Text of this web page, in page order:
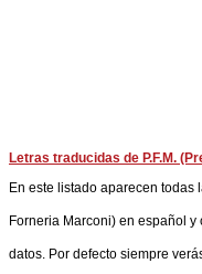
Letras traducidas de P.F.M.
En este listado aparecen todas
Forneria Marconi) en español
datos. Por defecto siempre